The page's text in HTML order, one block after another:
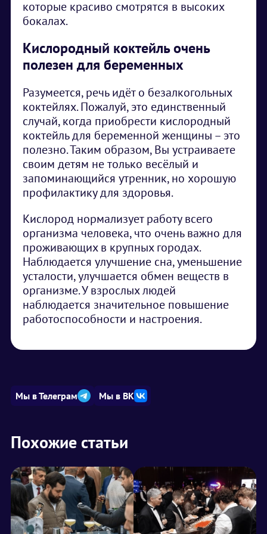
которые красиво смотрятся в высоких
бокалах.
Кислородный коктейль очень
полезен для беременных
Разумеется, речь идёт о безалкогольных
коктейлях. Пожалуй, это единственный
случай, когда приобрести кислородный
коктейль для беременной женщины – это
полезно. Таким образом, Вы устраиваете
своим детям не только весёлый и
запоминающийся утренник, но хорошую
профилактику для здоровья.
Кислород нормализует работу всего
организма человека, что очень важно для
проживающих в крупных городах.
Наблюдается улучшение сна, уменьшение
усталости, улучшается обмен веществ в
организме. У взрослых людей
наблюдается значительное повышение
работоспособности и настроения.
Мы в Телеграм Мы в ВК
Похожие статьи